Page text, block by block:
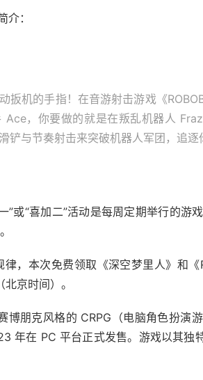
介：
扳机的手指！在音游射击游戏《
Ace，你要做的就是在叛乱机器人
铲与节奏射击来突破机器人军团，追逐
”或“喜加二”活动是每周定期举行的游
，本次免费领取《深空梦里人》和《
京时间）。
博朋克风格的 CRPG（电脑角色扮演
年在 PC 平台正式发售。游戏以其独